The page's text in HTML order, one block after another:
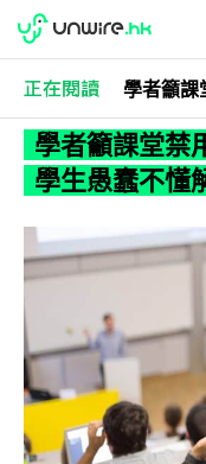
科技娛樂 生活科技
學者籲課堂
學生愚蠢不懂